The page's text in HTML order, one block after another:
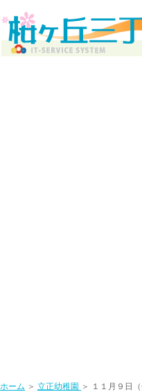
ホーム ＞ 立正幼稚園 ＞ １１月９日